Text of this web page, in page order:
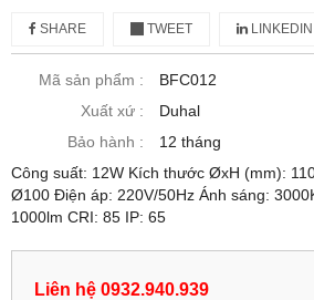
SHARE TWEET LINKEDIN
Mã sản phẩm :
BFC012
Xuất xứ :
Duhal
Bảo hành :
12 tháng
Công suất: 12W Kích thước ØxH (mm):
Ø100 Điện áp: 220V/50Hz Ánh sáng:
1000lm CRI: 85 IP: 65
Liên hệ 0932.940.939